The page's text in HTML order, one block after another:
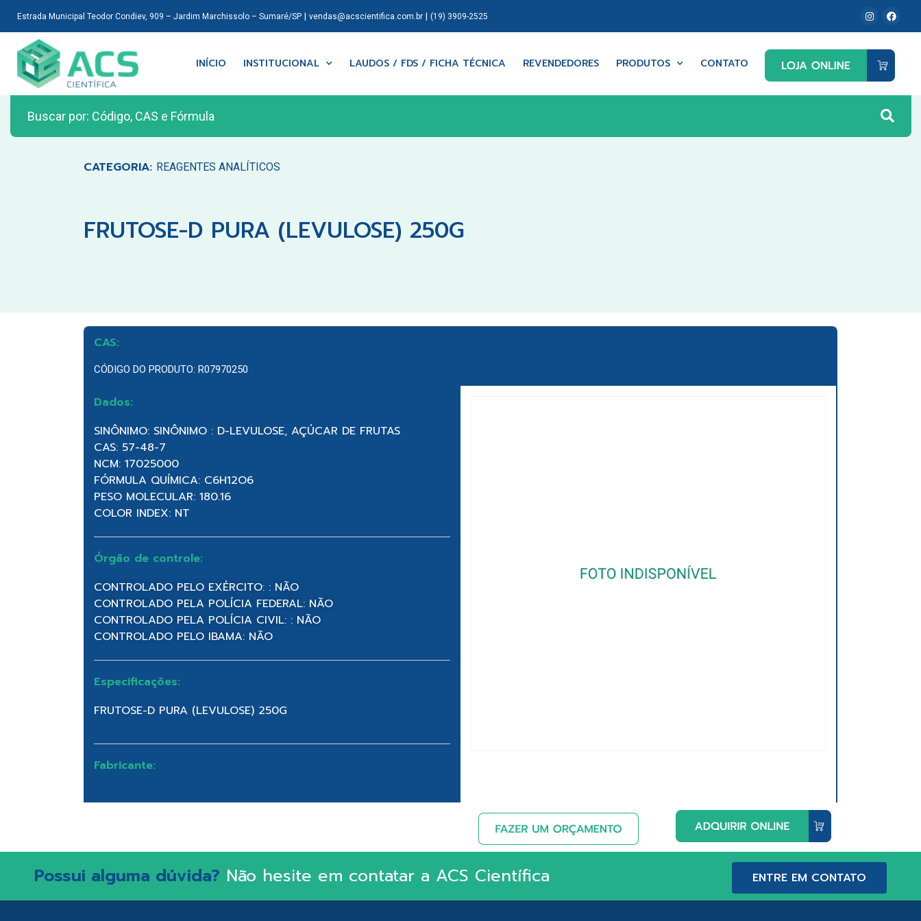
Estrada Municipal Teodor Condiev, 909 – Jardim Marchissolo – Sumaré/SP| vendas@acscientifica.com.br| (19) 3909-2525
INÍCIO INSTITUCIONAL LAUDOS / FDS / FICHA TÉCNICA REVENDEDORES PRODUTOS CONTATO
CATEGORIA: REAGENTES ANALÍTICOS
FRUTOSE-D PURA (LEVULOSE) 250G
CAS:
CÓDIGO DO PRODUTO: R07970250
Dados:
SINÔNIMO: SINÔNIMO : D-LEVULOSE, AÇÚCAR DE FRUTAS
CAS: 57-48-7
NCM: 17025000
FÓRMULA QUÍMICA: C6H12O6
PESO MOLECULAR: 180.16
COLOR INDEX: NT
Órgão de controle:
CONTROLADO PELO EXÉRCITO: : NÃO
CONTROLADO PELA POLÍCIA FEDERAL: NÃO
CONTROLADO PELA POLÍCIA CIVIL: : NÃO
CONTROLADO PELO IBAMA: NÃO
Especificações:
FRUTOSE-D PURA (LEVULOSE) 250G
Fabricante:
Possui alguma dúvida? Não hesite em contatar a ACS Científica ENTRE EM CONTATO